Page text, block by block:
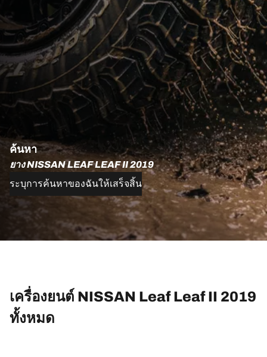
ค้นหา
ยาง NISSAN LEAF LEAF II 2019
ระบุการค้นหาของฉันให้เสร็จสิ้น
เครื่องยนต์ NISSAN Leaf Leaf II 2019
ทั้งหมด